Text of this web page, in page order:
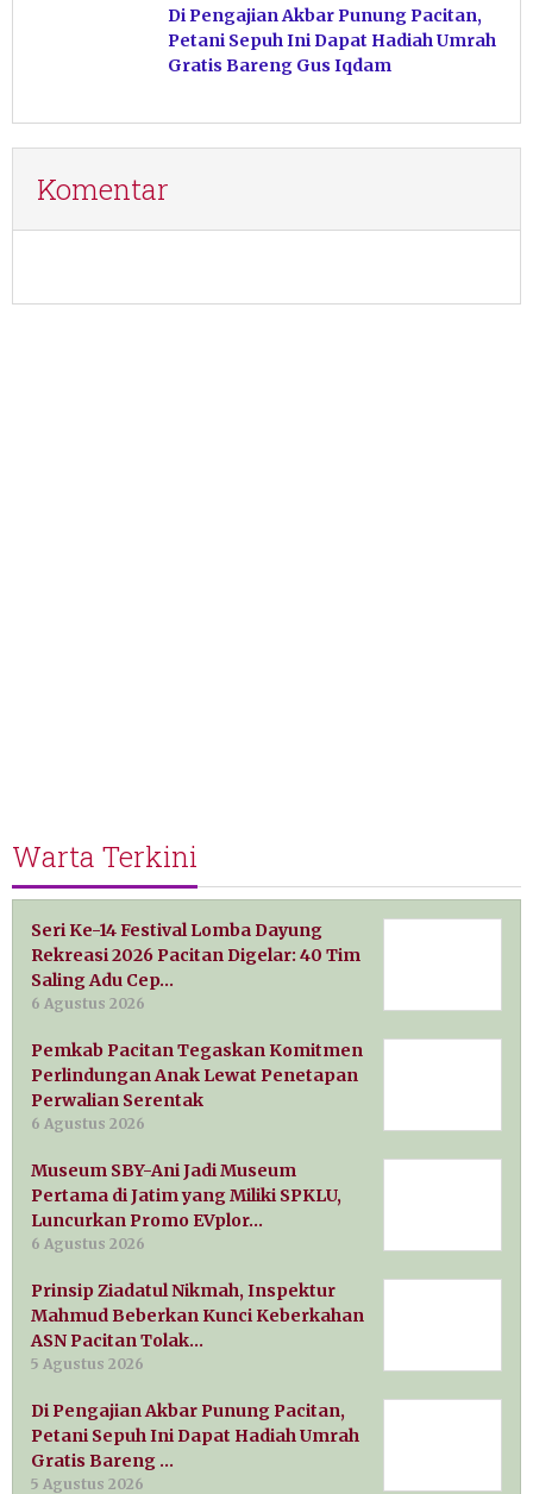
Di Pengajian Akbar Punung Pacitan,
Petani Sepuh Ini Dapat Hadiah Umrah
Gratis Bareng Gus Iqdam
Komentar
Warta Terkini
Seri Ke-14 Festival Lomba Dayung
Rekreasi 2026 Pacitan Digelar: 40 Tim
Saling Adu Cep…
6 Agustus 2026
Pemkab Pacitan Tegaskan Komitmen
Perlindungan Anak Lewat Penetapan
Perwalian Serentak
6 Agustus 2026
Museum SBY-Ani Jadi Museum
Pertama di Jatim yang Miliki SPKLU,
Luncurkan Promo EVplor…
6 Agustus 2026
Prinsip Ziadatul Nikmah, Inspektur
Mahmud Beberkan Kunci Keberkahan
ASN Pacitan Tolak…
5 Agustus 2026
Di Pengajian Akbar Punung Pacitan,
Petani Sepuh Ini Dapat Hadiah Umrah
Gratis Bareng …
5 Agustus 2026